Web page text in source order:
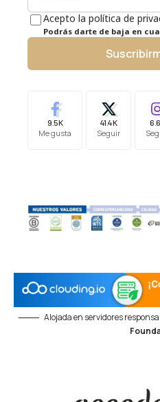
Acepto la política de
Podrás darte de baja en
9.5K
Me gusta
41.4K
Seguir
Alojada en servidores